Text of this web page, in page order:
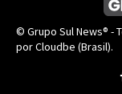
© Grupo Sul News® -
por Cloudbe (Brasil).